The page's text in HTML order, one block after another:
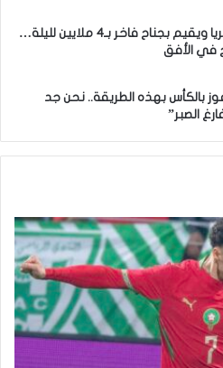
زياش يتقاضى 200 مليون شهريا ويقيم بجناح فاخر بـ4 ملايين لليلة…
في الأفق
بالكأس بهذه الطريقة.. نحن جد
الصبر”